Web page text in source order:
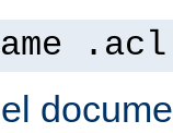
.acl